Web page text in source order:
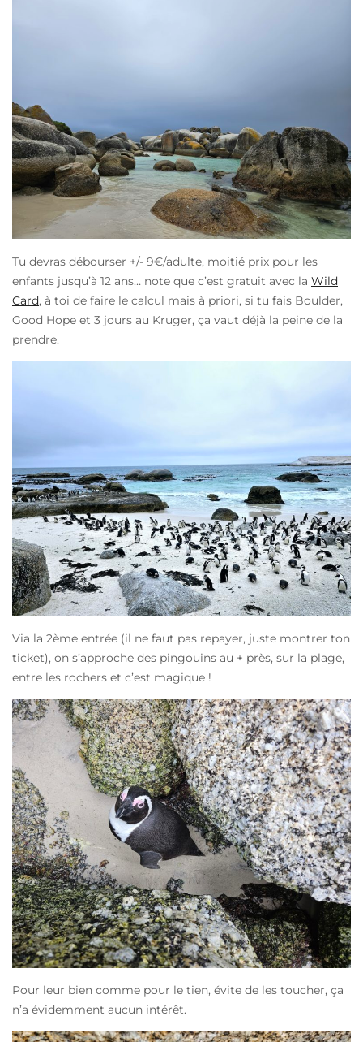
Tu devras débourser +/- 9€/adulte, moitié prix pour les
enfants jusqu’à 12 ans… note que c’est gratuit avec la Wild
Card, à toi de faire le calcul mais à priori, si tu fais Boulder,
Good Hope et 3 jours au Kruger, ça vaut déjà la peine de la
prendre.
Via la 2ème entrée (il ne faut pas repayer, juste montrer ton
ticket), on s’approche des pingouins au + près, sur la plage,
entre les rochers et c’est magique !
Pour leur bien comme pour le tien, évite de les toucher, ça
n’a évidemment aucun intérêt.